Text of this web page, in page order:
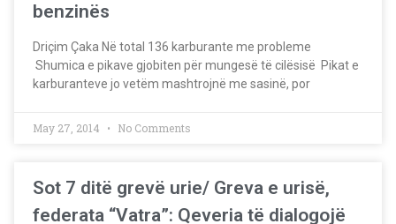
benzinës
Driçim Çaka Në total 136 karburante me probleme
Shumica e pikave gjobiten për mungesë të cilësisë Pikat e
karburanteve jo vetëm mashtrojnë me sasinë, por
May 27, 2014 No Comments
Sot 7 ditë grevë urie/ Greva e urisë,
federata “Vatra”: Qeveria të dialogojë